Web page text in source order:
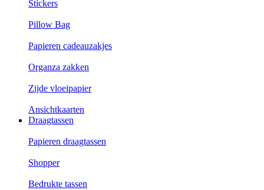
Stickers
Pillow Bag
Papieren cadeauzakjes
Organza zakken
Zijde vloeipapier
Ansichtkaarten
Draagtassen
Papieren draagtassen
Shopper
Bedrukte tassen